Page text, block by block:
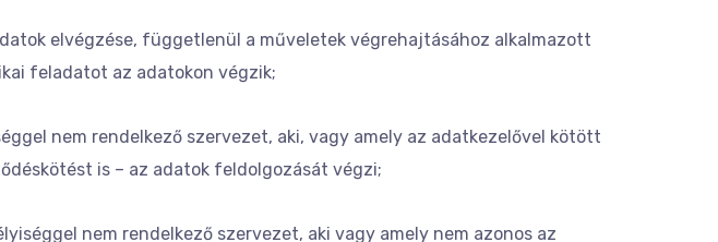
elvégzése, függetlenül a műveletek végrehajtásához alkalmazott
feladatot az adatokon végzik;
nem rendelkező szervezet, aki, vagy amely az adatkezelővel kötött
is – az adatok feldolgozását végzi;
nem rendelkező szervezet, aki vagy amely nem azonos az